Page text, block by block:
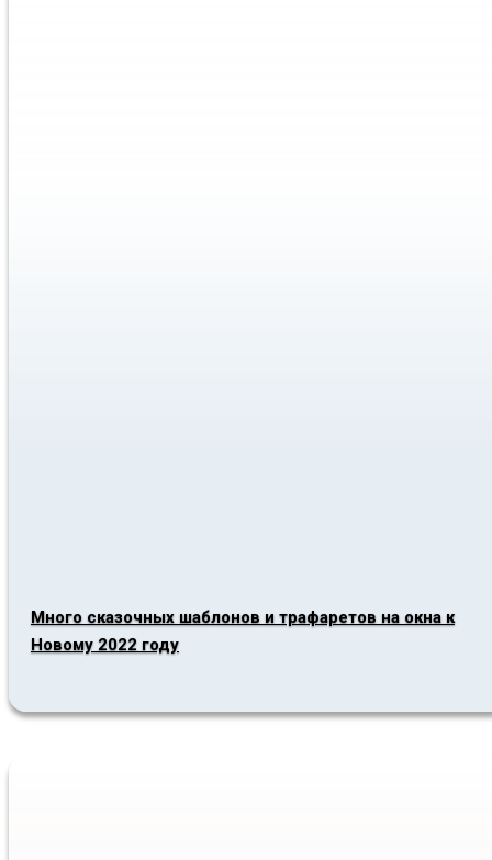
Много сказочных шаблонов и трафаретов на окна к
Новому 2022 году